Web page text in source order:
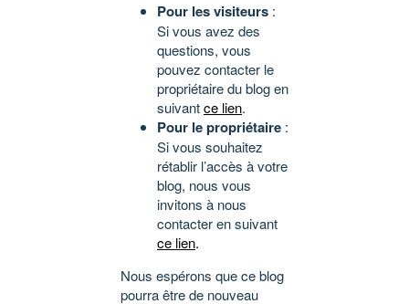
Pour les visiteurs :
Si vous avez des
questions, vous
pouvez contacter le
propriétaire du blog en
suivantce lien.
Pour le propriétaire :
Si vous souhaitez
rétablir l’accès à votre
blog, nous vous
invitons à nous
contacter en suivant
ce lien.
Nous espérons que ce blog
pourra être de nouveau